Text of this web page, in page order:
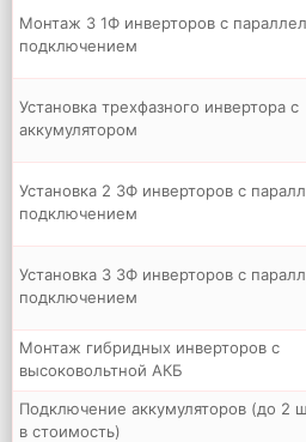
Монтаж 3 1Ф инверторов с
подключением
Установка трехфазного инвертора с
аккумулятором
Установка 2 3Ф инверторов с
подключением
Установка 3 3Ф инверторов с
подключением
Монтаж гибридных инверторов с
высоковольтной АКБ
Подключение аккумуляторов (до 2
в стоимость)